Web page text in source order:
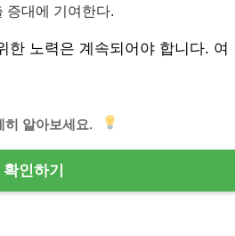
증대에 기여한다.
한 노력은 계속되어야 합니다. 여
히 알아보세요.
인하기